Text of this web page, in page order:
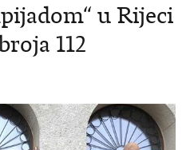
u Rijeci
112